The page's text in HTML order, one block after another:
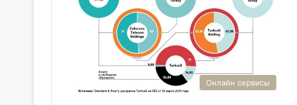
Онлайн сервисы